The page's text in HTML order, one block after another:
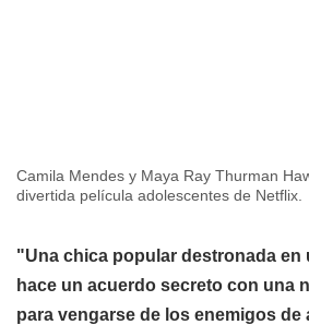
Camila Mendes y Maya Ray Thurman
divertida película adolescentes de Netflix.
"Una chica popular destronada en
hace un acuerdo secreto con una
para vengarse de los enemigos de